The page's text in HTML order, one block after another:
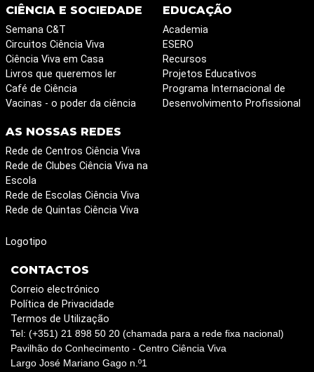
CIÊNCIA E SOCIEDADE
Semana C&T
Circuitos Ciência Viva
Ciência Viva em Casa
Livros que queremos ler
Café de Ciência
Vacinas - o poder da ciência
EDUCAÇÃO
Academia
ESERO
Recursos
Projetos Educativos
Programa Internacional de
Desenvolvimento Profissional
AS NOSSAS REDES
Rede de Centros Ciência Viva
Rede de Clubes Ciência Viva na
Escola
Rede de Escolas Ciência Viva
Rede de Quintas Ciência Viva
Logotipo
CONTACTOS
Correio electrónico
Política de Privacidade
Termos de Utilização
Tel: (+351) 21 898 50 20 (chamada para a rede fixa nacional)
Pavilhão do Conhecimento - Centro Ciência Viva
Largo José Mariano Gago n.º1